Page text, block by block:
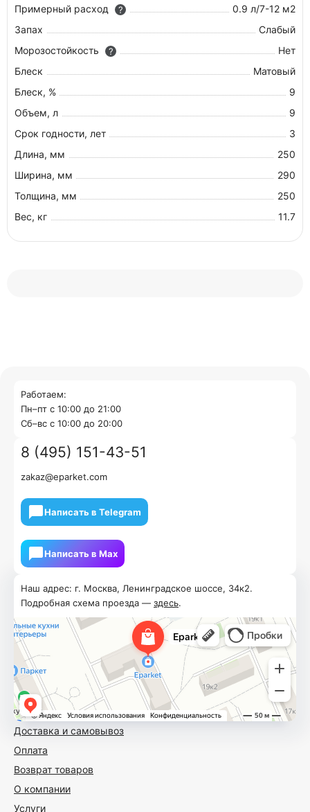
Примерный расход
?
0.9 л/7-12 м2
Запах
Слабый
Морозостойкость
?
Нет
Блеск
Матовый
Блеск, %
9
Объем, л
9
Срок годности, лет
3
Длина, мм
250
Ширина, мм
290
Толщина, мм
250
Вес, кг
11.7
Доставка и самовывоз
Оплата
Возврат товаров
О компании
Услуги
Наш адрес: г. Москва, Ленинградское шоссе, 34к2.
Подробная схема проезда — здесь.
Работаем:
Пн–пт с 10:00 до 21:00
Cб–вс с 10:00 до 20:00
8 (495) 151-43-51
zakaz@eparket.com
Написать в Telegram
Написать в Мах